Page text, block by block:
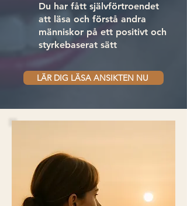
Du har fått självförtroendet
att läsa och förstå andra
människor på ett positivt och
styrkebaserat sätt
LÄR DIG LÄSA ANSIKTEN NU